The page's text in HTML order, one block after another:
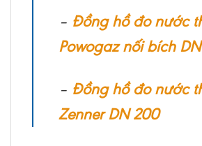
– Đồng hồ đo nước
Powogaz nối bích
– Đồng hồ đo nước
Zenner DN 200